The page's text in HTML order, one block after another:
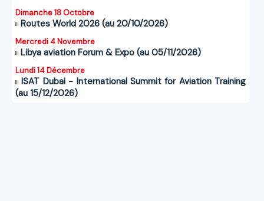
Dimanche 18 Octobre
Routes World 2026 (au 20/10/2026)
Mercredi 4 Novembre
Libya aviation Forum & Expo (au 05/11/2026)
Lundi 14 Décembre
ISAT Dubai - International Summit for Aviation Training
(au 15/12/2026)